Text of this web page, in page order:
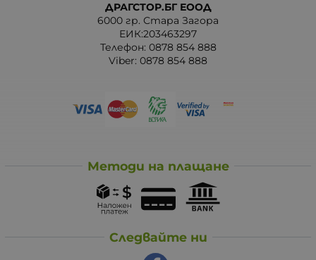
ДРАГСТОР.БГ ЕООД
6000 гр. Стара Загора
ЕИК:203463297
Телефон: 0878 854 888
Viber: 0878 854 888
Методи на плащане
Следвайте ни